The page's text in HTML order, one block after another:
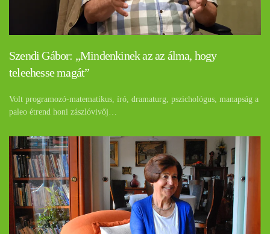
Szendi Gábor: „Mindenkinek az az álma, hogy
teleehesse magát”
Volt programozó-matematikus, író, dramaturg, pszichológus, manapság a
paleo étrend honi zászlóvivőj…